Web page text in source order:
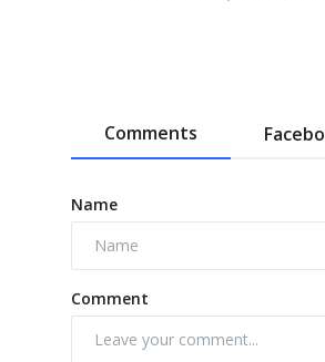
Comments
Name
Comment